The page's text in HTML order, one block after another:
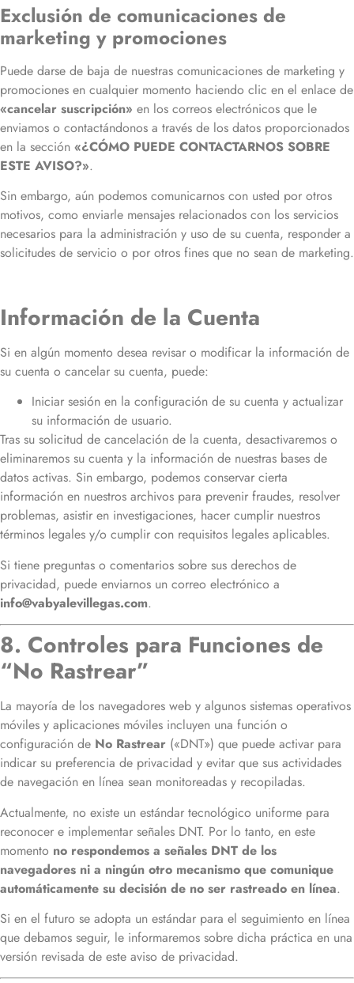
Exclusión de comunicaciones de
marketing y promociones
Puede darse de baja de nuestras comunicaciones de marketing y
promociones en cualquier momento haciendo clic en el enlace de
«cancelar suscripción» en los correos electrónicos que le
enviamos o contactándonos a través de los datos proporcionados
en la sección «¿CÓMO PUEDE CONTACTARNOS SOBRE
ESTE AVISO?».
Sin embargo, aún podemos comunicarnos con usted por otros
motivos, como enviarle mensajes relacionados con los servicios
necesarios para la administración y uso de su cuenta, responder a
solicitudes de servicio o por otros fines que no sean de marketing.
Información de la Cuenta
Si en algún momento desea revisar o modificar la información de
su cuenta o cancelar su cuenta, puede:
Iniciar sesión en la configuración de su cuenta y actualizar
su información de usuario.
Tras su solicitud de cancelación de la cuenta, desactivaremos o
eliminaremos su cuenta y la información de nuestras bases de
datos activas. Sin embargo, podemos conservar cierta
información en nuestros archivos para prevenir fraudes, resolver
problemas, asistir en investigaciones, hacer cumplir nuestros
términos legales y/o cumplir con requisitos legales aplicables.
Si tiene preguntas o comentarios sobre sus derechos de
privacidad, puede enviarnos un correo electrónico a
info@vabyalevillegas.com.
8. Controles para Funciones de
“No Rastrear”
La mayoría de los navegadores web y algunos sistemas operativos
móviles y aplicaciones móviles incluyen una función o
configuración de No Rastrear («DNT») que puede activar para
indicar su preferencia de privacidad y evitar que sus actividades
de navegación en línea sean monitoreadas y recopiladas.
Actualmente, no existe un estándar tecnológico uniforme para
reconocer e implementar señales DNT. Por lo tanto, en este
momento no respondemos a señales DNT de los
navegadores ni a ningún otro mecanismo que comunique
automáticamente su decisión de no ser rastreado en línea.
Si en el futuro se adopta un estándar para el seguimiento en línea
que debamos seguir, le informaremos sobre dicha práctica en una
versión revisada de este aviso de privacidad.